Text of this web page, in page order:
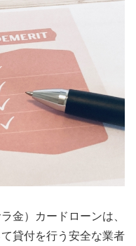
金）カードローンは、
貸付を行う安全な業者